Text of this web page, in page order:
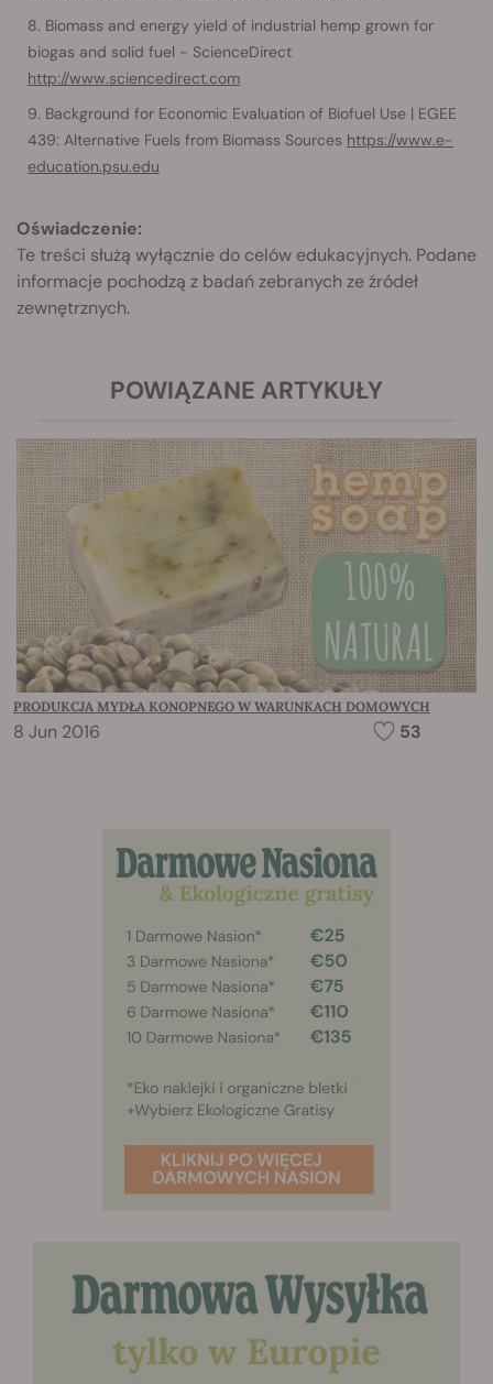
Biomass and energy yield of industrial hemp grown for
biogas and solid fuel - ScienceDirect
http://www.sciencedirect.com
Background for Economic Evaluation of Biofuel Use | EGEE
439: Alternative Fuels from Biomass Sources https://www.e-
education.psu.edu
Oświadczenie:
Te treści służą wyłącznie do celów edukacyjnych. Podane
informacje pochodzą z badań zebranych ze źródeł
zewnętrznych.
POWIĄZANE ARTYKUŁY
PRODUKCJA MYDŁA KONOPNEGO W WARUNKACH DOMOWYCH
8 Jun 2016 53